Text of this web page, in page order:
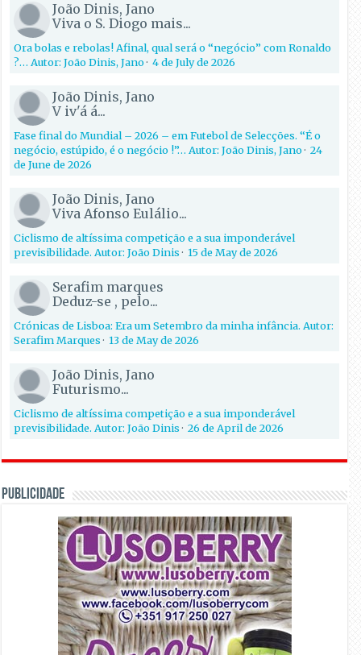
João Dinis, Jano
Viva o S. Diogo mais...
Ora bolas e rebolas! Afinal, qual será o “negócio” com Ronaldo
?… Autor: João Dinis, Jano·4 de July de 2026
João Dinis, Jano
V iv'á á...
Fase final do Mundial – 2026 – em Futebol de Selecções. “É o
negócio, estúpido, é o negócio !”… Autor: João Dinis, Jano·24
de June de 2026
João Dinis, Jano
Viva Afonso Eulálio...
Ciclismo de altíssima competição e a sua imponderável
previsibilidade. Autor: João Dinis·15 de May de 2026
Serafim marques
Deduz-se , pelo...
Crónicas de Lisboa: Era um Setembro da minha infância. Autor:
Serafim Marques·13 de May de 2026
João Dinis, Jano
Futurismo...
Ciclismo de altíssima competição e a sua imponderável
previsibilidade. Autor: João Dinis·26 de April de 2026
PUBLICIDADE